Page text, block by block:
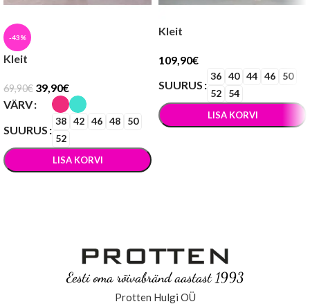
-43%
Kleit
69,90€ 39,90€
VÄRV
SUURUS
38 42 46 48
50
52
LISA KORVI
Kleit
109,90€
SUURUS
36 40 44 46
50
52
54
LISA KORVI
Eesti oma rõivabränd aastast 1993
Protten Hulgi OÜ